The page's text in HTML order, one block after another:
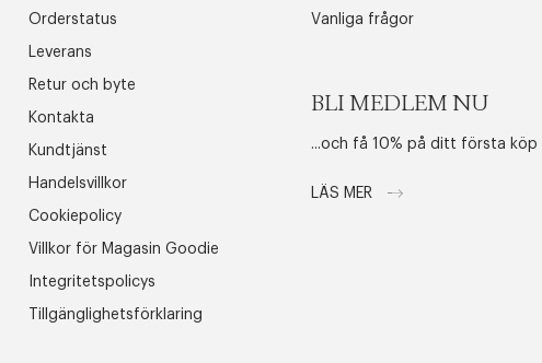
Orderstatus
Leverans
Retur och byte
Kontakta
Kundtjänst
Handelsvillkor
Cookiepolicy
Villkor för Magasin Goodie
Integritetspolicys
Tillgänglighetsförklaring
Vanliga frågor
BLI MEDLEM NU
...och få 10% på ditt första köp
LÄS MER